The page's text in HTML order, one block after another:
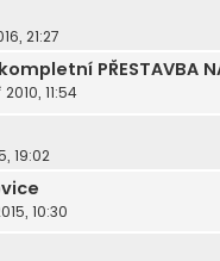
21:27
PŘESTAVBA
11:54
19:02
10:30